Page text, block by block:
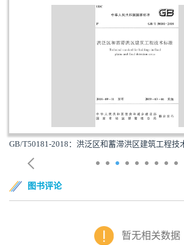
GB/T50181-2018：洪泛区和蓄滞洪区建筑工程技
图书评论
暂无相关数据